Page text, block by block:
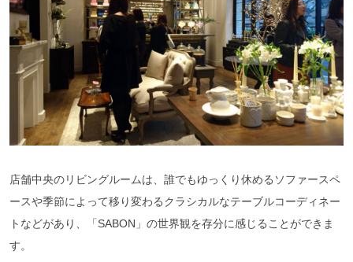
店舗中央のリビングルームは、誰でもゆっくり休めるソファースペ
ースや季節によって移り変わるクラシカルなテーブルコーディネー
トなどがあり、「SABON」の世界観を存分に感じることができま
す。